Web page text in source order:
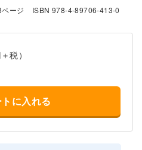
ージ ISBN 978-4-89706-413-0
税）
に入れる